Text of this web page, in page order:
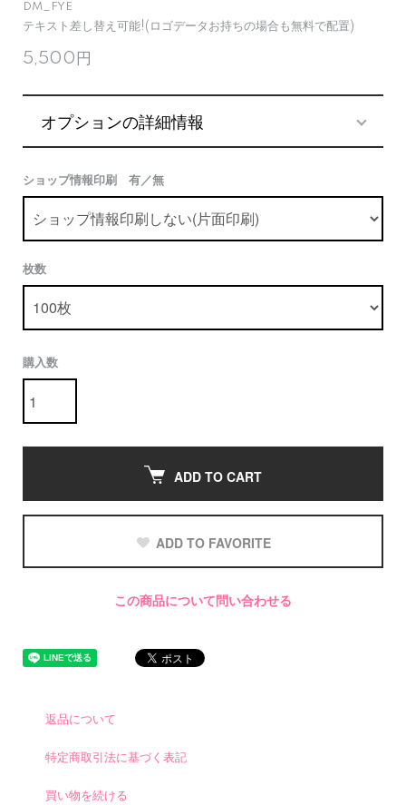
DM_FYE
テキスト差し替え可能!(ロゴデータお持ちの場合も無料で配置)
5,500円
オプションの詳細情報
ショップ情報印刷 有／無
枚数
購入数
ADD TO CART
ADD TO FAVORITE
この商品について問い合わせる
返品について
特定商取引法に基づく表記
買い物を続ける